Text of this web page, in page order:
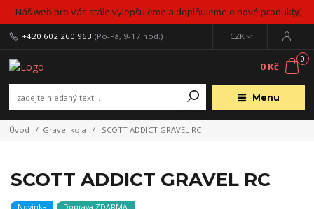
Náš web pro Vás stále vylepšujeme a doplňujeme o nové produkty
Menu
CZK
+420 602 260 963 (Po-Pá, 9-17 hod.)
0
0 Kč
Úvod Gravel kola SCOTT ADDICT GRAVEL RC
SCOTT ADDICT GRAVEL RC
Novinka Doprava ZDARMA